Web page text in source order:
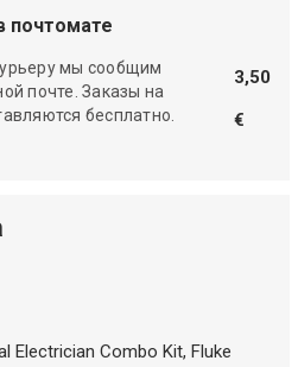
почтомате
мы сообщим
почте. Заказы на
бесплатно.
3,50
€
Electrician Combo Kit, Fluke